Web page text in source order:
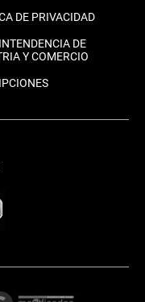
DE PRIVACIDAD
DE
Y COMERCIO